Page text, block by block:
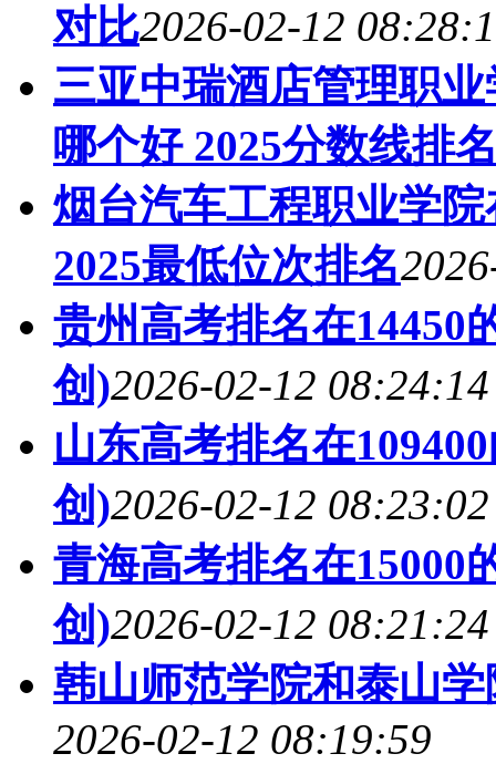
对比2026-02-12
三亚中瑞酒店管理职
哪个好 2025分数线排
烟台汽车工程职业学
2025最低位次排名
贵州高考排名在14450
创)2026-02-12 08:24:14
山东高考排名在
创)2026-02-12 08:23:02
青海高考排名在15000
创)2026-02-12 08:21:24
韩山师范学院和泰山
2026-02-12 08:19:59